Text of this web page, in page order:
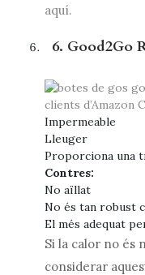
aquí.
6. Good2Go
clients d’Amazon
Impermeable
Lleuger
Proporciona una
Contres:
No aïllat
No és tan robust
El més adequat
Si la calor no és
considerar